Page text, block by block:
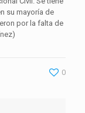
su mayoría de
por la falta de
0